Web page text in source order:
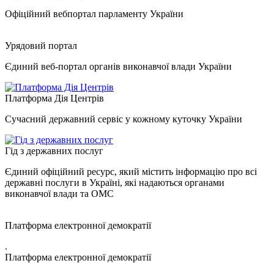
Офіційний вебпортал парламенту України
Урядовий портал
Єдиний веб-портал органів виконавчої влади України
Платформа Дія Центрів
Сучасний державний сервіс у кожному куточку України
Гід з державних послуг
Єдиний офіційний ресурс, який містить інформацію про всі
державні послуги в Україні, які надаються органами
виконавчої влади та ОМС
Платформа електронної демократії
.
Платформа електронної демократії